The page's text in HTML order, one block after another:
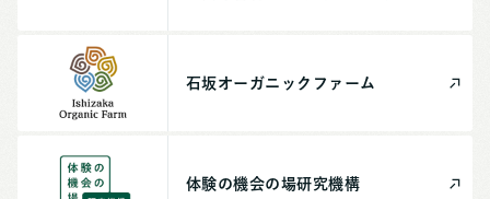
石坂オーガニック ファーム
体験の機会の場研究機構